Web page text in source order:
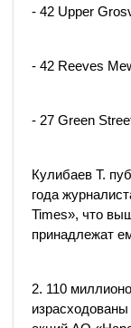
- 42 Upper
- 42 Reeves
- 27 Green
Кулибаев Т.
года
Times», что
принадлежат
2. 110